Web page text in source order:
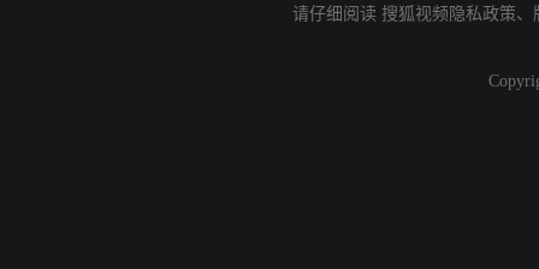
请仔细阅读 搜狐视频隐私政策、